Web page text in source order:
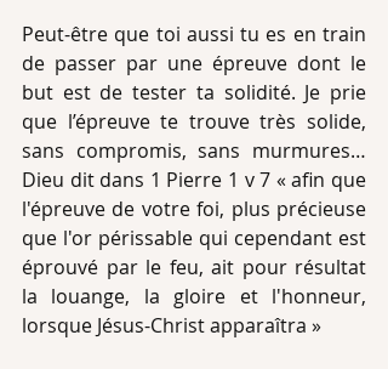
Peut-être que toi aussi tu es en train
de passer par une épreuve dont le
but est de tester ta solidité. Je prie
que l’épreuve te trouve très solide,
sans compromis, sans murmures…
Dieu dit dans 1 Pierre 1 v 7 « afin que
l'épreuve de votre foi, plus précieuse
que l'or périssable qui cependant est
éprouvé par le feu, ait pour résultat
la louange, la gloire et l'honneur,
lorsque Jésus-Christ apparaîtra »